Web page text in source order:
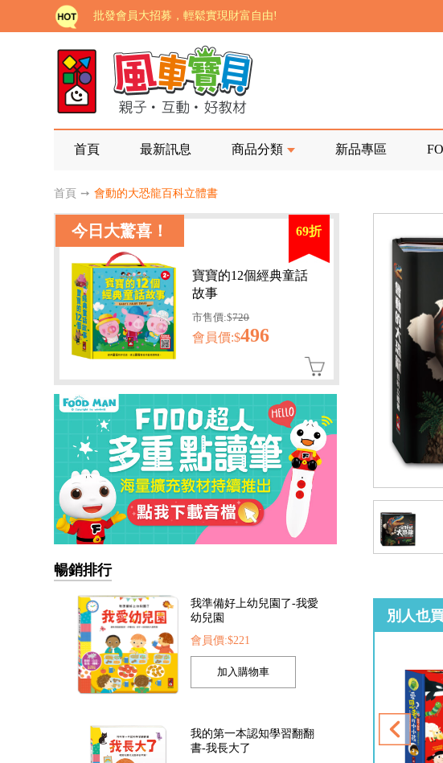
如需更改或重開發票 需在訂單成立三天內通知客服 寄回發票需附上回
老師您好!!幼教會員火熱招募中~
海外購物免煩惱！點我查看『海外購物流程說明』
家長樂了!「風車書版集團暨FOOD超人企業總部」目前正興建中!
批發會員大招募，輕鬆實現財富自由!
海外購物免煩惱！點我查看『海外購物流程說明』
首頁 最新訊息 商品分類 新品專區
首頁 ➙ 會動的大恐龍百科立體書
今日大驚喜！ 69折
寶寶的12個經典童話
故事
市售價:$720
會員價:$496
暢銷排行
我的第一本認知學習翻翻
書-我長大了
會員價:$221
FOOD超人手指點讀-生活
圖鑑(互動有聲書)
別人也